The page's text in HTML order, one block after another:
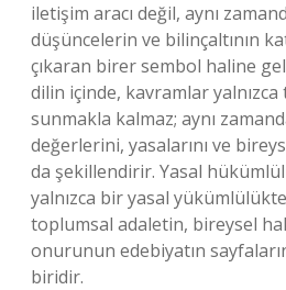
iletişim aracı değil, aynı
düşüncelerin ve bilinçaltının
çıkaran birer sembol haline
dilin içinde, kavramlar
sunmakla kalmaz; aynı
değerlerini, yasalarını ve
da şekillendirir. Yasal
yalnızca bir yasal
toplumsal adaletin, bireysel
onurunun edebiyatın
biridir.